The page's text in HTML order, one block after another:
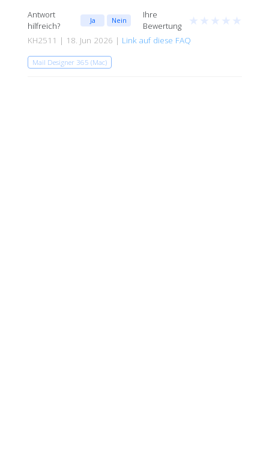
Antwort
hilfreich?
Ja Nein
Ihre
Bewertung
★ ★ ★ ★ ★
KH2511 | 18. Jun 2026 | Link auf diese FAQ
Mail Designer 365 (Mac)